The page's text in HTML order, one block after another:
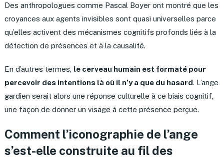
Des anthropologues comme Pascal Boyer ont montré que les
croyances aux agents invisibles sont quasi universelles parce
qu’elles activent des mécanismes cognitifs profonds liés à la
détection de présences et à la causalité.
En d’autres termes, le cerveau humain est formaté pour
percevoir des intentions là où il n’y a que du hasard. L’ange
gardien serait alors une réponse culturelle à ce biais cognitif,
une façon de donner un visage à cette présence perçue.
Comment l’iconographie de l’ange
s’est-elle construite au fil des